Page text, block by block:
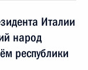
Италии
народ
республики